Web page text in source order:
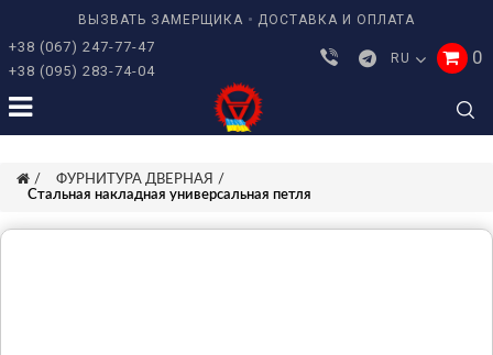
ВЫЗВАТЬ ЗАМЕРЩИКА ДОСТАВКА И ОПЛАТА
+38 (067) 247-77-47
+38 (095) 283-74-04
RU 0
ФУРНИТУРА ДВЕРНАЯ
Стальная накладная универсальная петля